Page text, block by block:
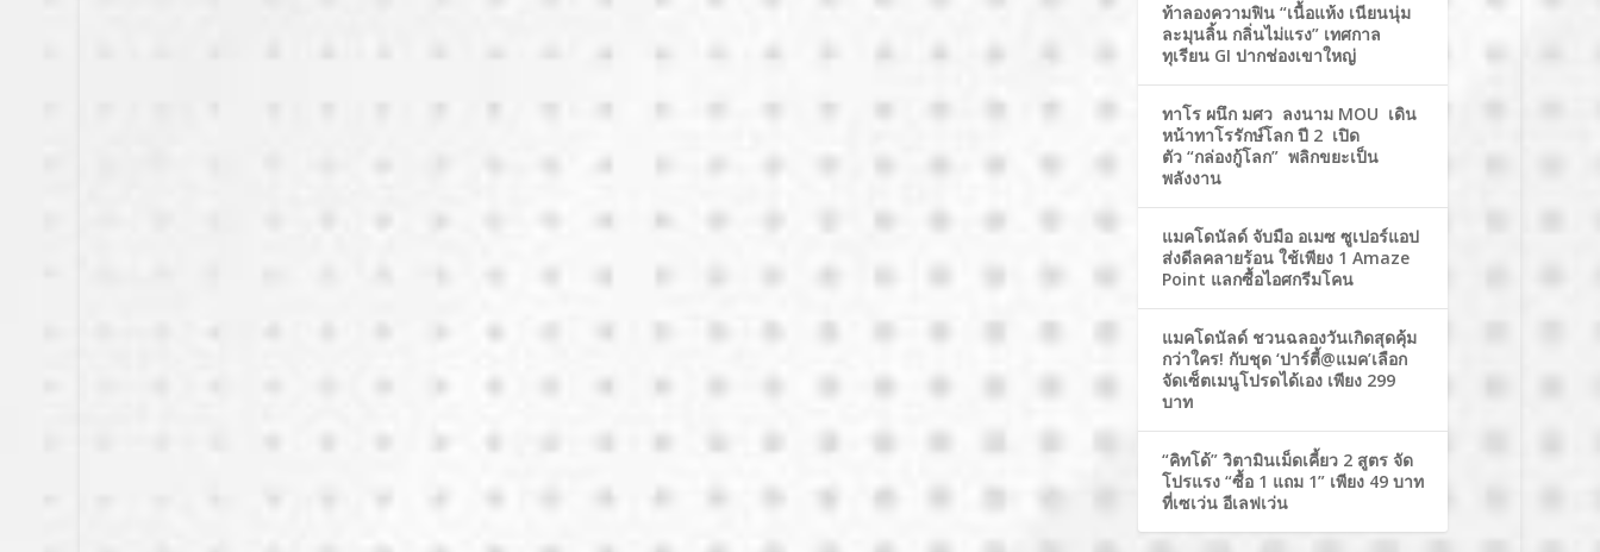
ท้าลองความฟิน “เนื้อแห้ง เนียนนุ่ม
ละมุนลิ้น กลิ่นไม่แรง” เทศกาล
ทุเรียน GI ปากช่องเขาใหญ่
ทาโร ผนึก มศว ลงนาม MOU เดิน
หน้าทาโรรักษ์โลก ปี 2 เปิด
ตัว “กล่องกู้โลก” พลิกขยะเป็น
พลังงาน
แมคโดนัลด์ จับมือ อเมซ ซูเปอร์แอป
ส่งดีลคลายร้อน ใช้เพียง 1 Amaze
Point แลกซื้อไอศกรีมโคน
แมคโดนัลด์ ชวนฉลองวันเกิดสุดคุ้ม
กว่าใคร! กับชุด ‘ปาร์ตี้@แมค’เลือก
จัดเซ็ตเมนูโปรดได้เอง เพียง 299
บาท
“คิทโด้” วิตามินเม็ดเคี้ยว 2 สูตร จัด
โปรแรง “ซื้อ 1 แถม 1” เพียง 49 บาท
ที่เซเว่น อีเลฟเว่น